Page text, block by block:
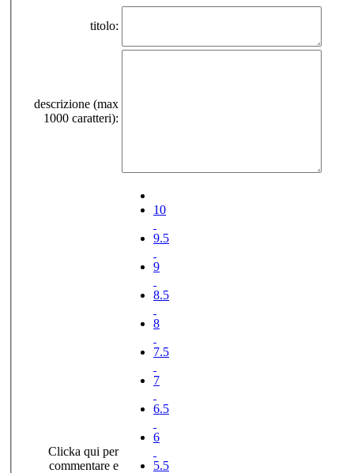
titolo:
descrizione (max
1000 caratteri):
Clicka qui per
commentare e
10
9.5
9
8.5
8
7.5
7
6.5
6
5.5